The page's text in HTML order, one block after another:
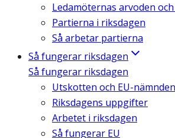
Ledamöternas arvoden
Partierna i riksdagen
Så arbetar partierna
Så fungerar riksdagen
Så fungerar riksdagen
Utskotten och EU-nämnden
Riksdagens uppgifter
Arbetet i riksdagen
Så fungerar EU